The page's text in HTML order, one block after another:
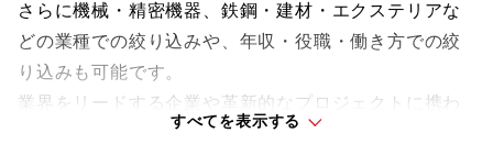
さらに機械・精密機器、鉄鋼・建材・エクステリアな
どの業種での絞り込みや、年収・役職・働き方での絞
り込みも可能です。
業界をリードする企業や革新的なプロジェクトに携わ
り、次のキャリアステージへと踏み出しましょう。
すべてを表示する